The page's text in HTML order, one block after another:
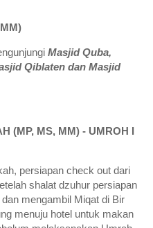
Masjid Quba,
Qiblaten dan Masjid
(MP, MS, MM) - UMROH I
persiapan check out dari
shalat dzuhur persiapan
mengambil Miqat di Bir
menuju hotel untuk makan